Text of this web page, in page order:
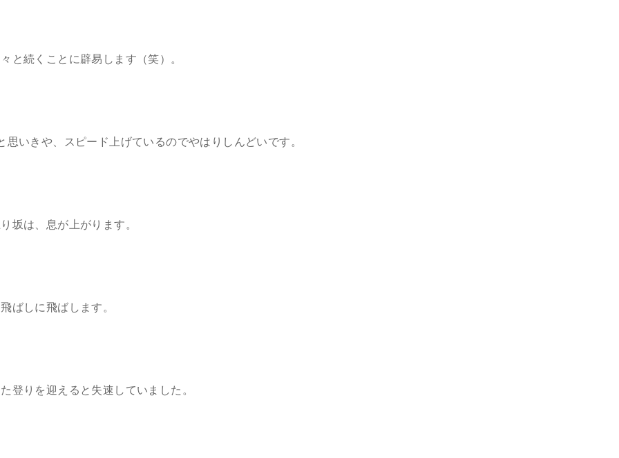
と続くことに辟易します（笑）。
いきや、スピード上げているのでやはりしんどいです。
坂は、息が上がります。
ばしに飛ばします。
登りを迎えると失速していました。